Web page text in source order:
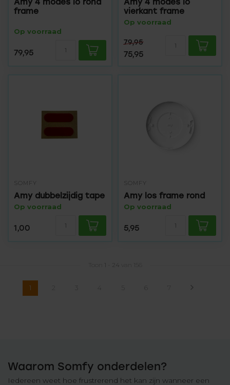
frame
Op voorraad
79,95
vierkant frame
Op voorraad
79,95
75,95
SOMFY
Amy dubbelzijdig tape
Op voorraad
1,00
SOMFY
Amy los frame rond
Op voorraad
5,95
1 24
1 4
Waarom Somfy onderdelen?
Iedereen weet hoe frustrerend het kan zijn wanneer een